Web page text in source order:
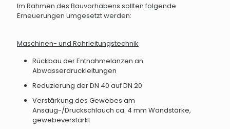
Im Rahmen des Bauvorhabens sollten folgende
Erneuerungen umgesetzt werden:
Maschinen- und Rohrleitungstechnik
Rückbau der Entnahmelanzen an
Abwasserdruckleitungen
Reduzierung der DN 40 auf DN 20
Verstärkung des Gewebes am
Ansaug-/Druckschlauch ca. 4 mm Wandstärke,
gewebeverstärkt